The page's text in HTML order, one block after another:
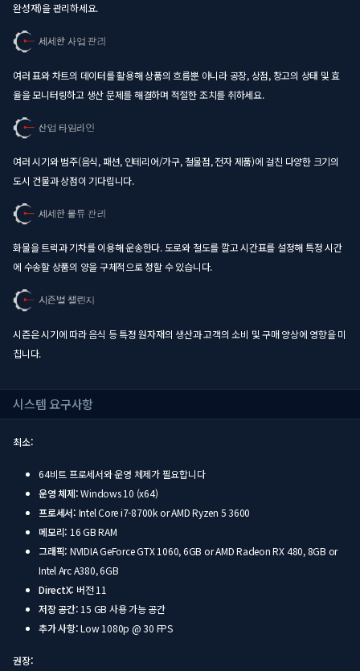
완성재)을 관리하세요.
여러 표와 차트의 데이터를 활용해 상품의 흐름뿐 아니라 공장, 상점, 창고의 상태 및 효
율을 모니터링하고 생산 문제를 해결하며 적절한 조치를 취하세요.
여러 시기와 범주(음식, 패션, 인테리어/가구, 철물점, 전자 제품)에 걸친 다양한 크기의
도시 건물과 상점이 기다립니다.
화물을 트럭과 기차를 이용해 운송한다. 도로와 철도를 깔고 시간표를 설정해 특정 시간
에 수송할 상품의 양을 구체적으로 정할 수 있습니다.
시즌은 시기에 따라 음식 등 특정 원자재의 생산과 고객의 소비 및 구매 양상에 영향을 미
칩니다.
시스템 요구사항
최소:
64비트 프로세서와 운영 체제가 필요합니다
운영 체제:Windows 10 (x64)
프로세서: Intel Core i7-8700k or AMD Ryzen 5 3600
메모리: 16 GB RAM
그래픽: NVIDIA GeForce GTX 1060, 6GB or AMD Radeon RX 480, 8GB or
Intel Arc A380, 6GB
DirectX: 버전 11
저장 공간: 15 GB 사용 가능 공간
추가 사항:Low 1080p @ 30 FPS
권장: